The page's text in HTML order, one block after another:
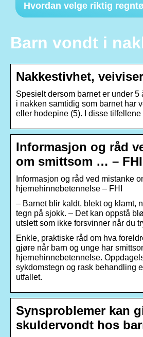
Hvordan velge riktig
Barn vondt i
Nakkestivhet,
Spesielt dersom barnet er under 5
i nakken samtidig som barnet har
eller hodepine (5). I disse
Informasjon og råd
om smittsom … – FHI
Informasjon og råd ved mistanke
hjernehinnebetennelse – FHI
– Barnet blir kaldt, blekt og klamt,
tegn på sjokk. – Det kan oppstå
utslett som ikke forsvinner når du
Enkle, praktiske råd om hva
gjøre når barn og unge har
hjernehinnebetennelse.
sykdomstegn og rask behandling
utfallet.
Synsproblemer kan
skuldervondt hos